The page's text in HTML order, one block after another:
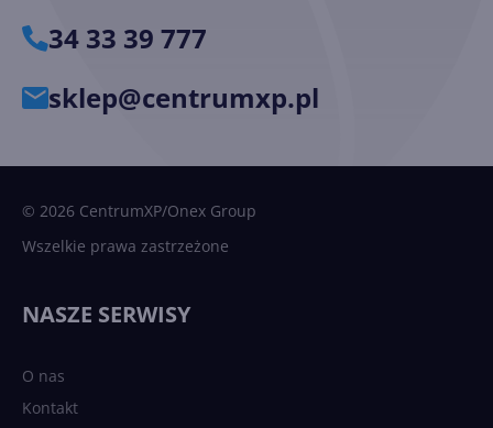
34 33 39 777
sklep@centrumxp.pl
© 2026 CentrumXP/Onex Group
Wszelkie prawa zastrzeżone
NASZE SERWISY
O nas
Kontakt